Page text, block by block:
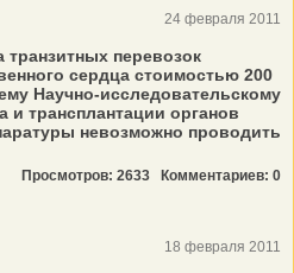
24 февраля 2011
перевозок
сердца стоимостью 200
Научно-исследовательскому
и трансплантации органов
невозможно проводить
Просмотров: 2633 Комментариев: 0
18 февраля 2011